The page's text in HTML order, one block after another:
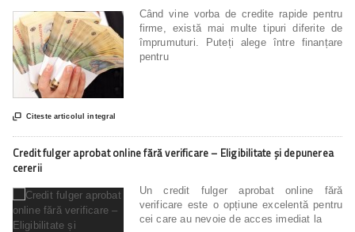
Când vine vorba de credite rapide pentru
firme, există mai multe tipuri diferite de
împrumuturi. Puteți alege între finanțare
pentru
 Citeste articolul integral
Credit fulger aprobat online fără verificare – Eligibilitate și depunerea
cererii
Un credit fulger aprobat online fără
verificare este o opțiune excelentă pentru
cei care au nevoie de acces imediat la